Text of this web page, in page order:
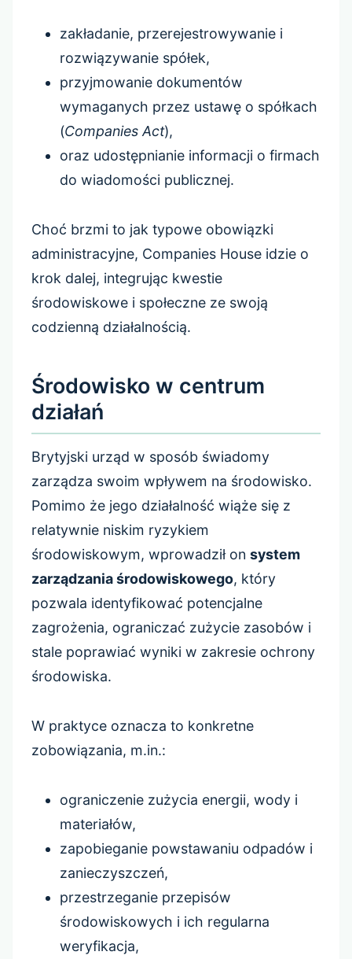
zakładanie, przerejestrowywanie i
rozwiązywanie spółek,
przyjmowanie dokumentów
wymaganych przez ustawę o spółkach
(Companies Act),
oraz udostępnianie informacji o firmach
do wiadomości publicznej.
Choć brzmi to jak typowe obowiązki
administracyjne, Companies House idzie o
krok dalej, integrując kwestie
środowiskowe i społeczne ze swoją
codzienną działalnością.
Środowisko w centrum
działań
Brytyjski urząd w sposób świadomy
zarządza swoim wpływem na środowisko.
Pomimo że jego działalność wiąże się z
relatywnie niskim ryzykiem
środowiskowym, wprowadził on system
zarządzania środowiskowego, który
pozwala identyfikować potencjalne
zagrożenia, ograniczać zużycie zasobów i
stale poprawiać wyniki w zakresie ochrony
środowiska.
W praktyce oznacza to konkretne
zobowiązania, m.in.:
ograniczenie zużycia energii, wody i
materiałów,
zapobieganie powstawaniu odpadów i
zanieczyszczeń,
przestrzeganie przepisów
środowiskowych i ich regularna
weryfikacja,